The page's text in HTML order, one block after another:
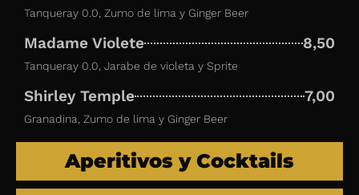
Tanqueray 0.0, Zumo de lima y Ginger Beer
Madame Violete 8,50
Tanqueray 0.0, Jarabe de violeta y Sprite
Shirley Temple 7,00
Granadina, Zumo de lima y Ginger Beer
Aperitivos y Cocktails